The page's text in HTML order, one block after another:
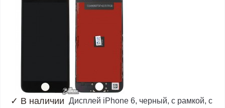
✓ В наличии Дисплей iPhone 6, черный, с рамкой, с